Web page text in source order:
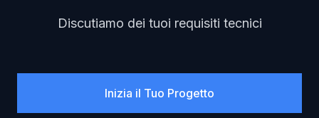
Discutiamo dei tuoi requisiti tecnici
Inizia il Tuo Progetto